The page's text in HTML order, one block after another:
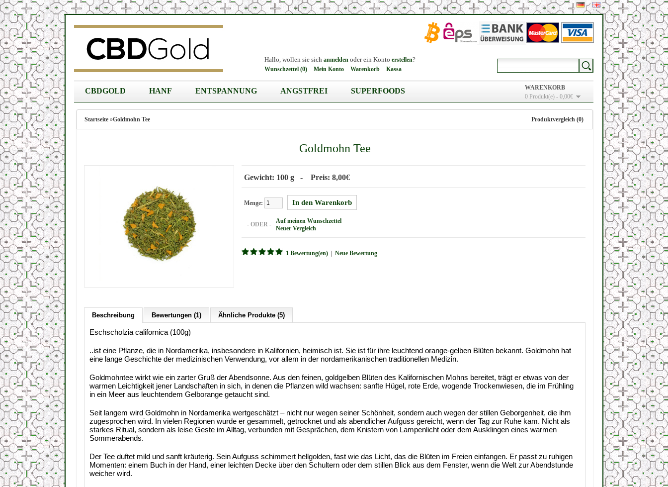
WARENKORB
0 Produkt(e) - 0,00€
Hallo, wollen sie sich anmelden oder ein Konto erstellen?
Wunschzettel (0) Mein Konto Warenkorb Kassa
CBDGOLD HANF ENTSPANNUNG ANGSTFREI SUPERFOODS
Startseite »Goldmohn Tee Produktvergleich (0)
Goldmohn Tee
Gewicht: 100 g - Preis: 8,00€
Menge:
- ODER -
Auf meinen Wunschzettel
Neuer Vergleich
1 Bewertung(en) Neue Bewertung
Beschreibung Bewertungen (1) Ähnliche Produkte (5)
Eschscholzia californica (100g)
..ist eine Pflanze, die in Nordamerika, insbesondere in Kalifornien, heimisch ist. Sie ist für ihre leuchtend orange-gelben Blüten bekannt. Goldmohn hat
eine lange Geschichte der medizinischen Verwendung, vor allem in der nordamerikanischen traditionellen Medizin.
Goldmohntee wirkt wie ein zarter Gruß der Abendsonne. Aus den feinen, goldgelben Blüten des Kalifornischen Mohns bereitet, trägt er etwas von der
warmen Leichtigkeit jener Landschaften in sich, in denen die Pflanzen wild wachsen: sanfte Hügel, rote Erde, wogende Trockenwiesen, die im Frühling
in ein Meer aus leuchtendem Gelborange getaucht sind.
Seit langem wird Goldmohn in Nordamerika wertgeschätzt – nicht nur wegen seiner Schönheit, sondern auch wegen der stillen Geborgenheit, die ihm
zugesprochen wird. In vielen Regionen wurde er gesammelt, getrocknet und als abendlicher Aufguss gereicht, wenn der Tag zur Ruhe kam. Nicht als
starkes Ritual, sondern als leise Geste im Alltag, verbunden mit Gesprächen, dem Knistern von Lampenlicht oder dem Ausklingen eines warmen
Sommerabends.
Der Tee duftet mild und sanft kräuterig. Sein Aufguss schimmert hellgolden, fast wie das Licht, das die Blüten im Freien einfangen. Er passt zu ruhigen
Momenten: einem Buch in der Hand, einer leichten Decke über den Schultern oder dem stillen Blick aus dem Fenster, wenn die Welt zur Abendstunde
weicher wird.